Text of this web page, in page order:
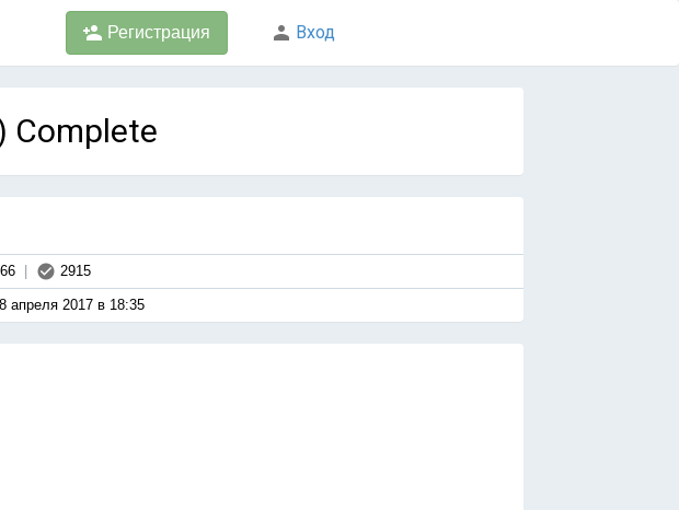
Регистрация Вход
Complete
2915
8 апреля 2017 в 18:35